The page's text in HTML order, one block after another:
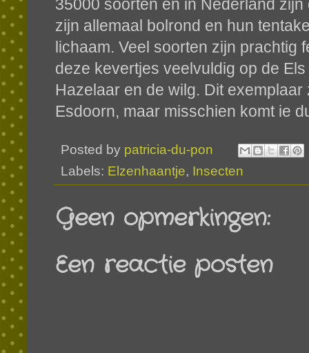
35000 soorten en in Nederland
zijn allemaal bolrond en hun
lichaam. Veel soorten zijn prachtig
deze kevertjes veelvuldig op de
Hazelaar en de wilg. Dit
Esdoorn, maar misschien komt ie
Posted by patricia-du-pon
Labels: Elzenhaantje, Insecten
Geen opmerkingen:
Een reactie posten